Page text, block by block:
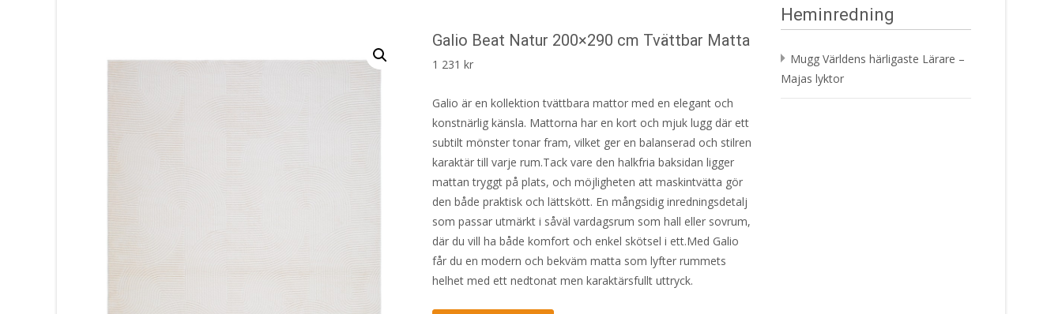
Galio Beat Natur 200×290 cm Tvättbar Matta
1 231kr
Galio är en kollektion tvättbara mattor med en elegant och
konstnärlig känsla. Mattorna har en kort och mjuk lugg där ett
subtilt mönster tonar fram, vilket ger en balanserad och stilren
karaktär till varje rum.Tack vare den halkfria baksidan ligger
mattan tryggt på plats, och möjligheten att maskintvätta gör
den både praktisk och lättskött. En mångsidig inredningsdetalj
som passar utmärkt i såväl vardagsrum som hall eller sovrum,
där du vill ha både komfort och enkel skötsel i ett.Med Galio
får du en modern och bekväm matta som lyfter rummets
helhet med ett nedtonat men karaktärsfullt uttryck.
Heminredning
Mugg Världens härligaste Lärare –
Majas lyktor